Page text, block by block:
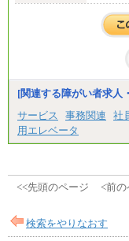
[関連する障がい者求人
サービス
事務関連 社
用エレベータ
<<先頭のページ <前の
検索をやりなおす